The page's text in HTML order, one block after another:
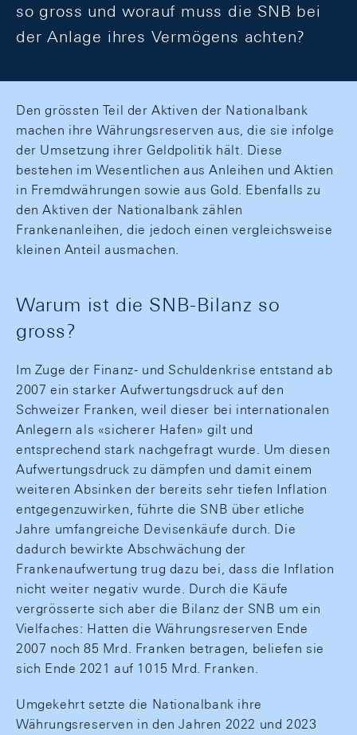
so gross und worauf muss die SNB bei
der Anlage ihres Vermögens achten?
Den grössten Teil der Aktiven der Nationalbank
machen ihre Währungsreserven aus, die sie infolge
der Umsetzung ihrer Geldpolitik hält. Diese
bestehen im Wesentlichen aus Anleihen und Aktien
in Fremdwährungen sowie aus Gold. Ebenfalls zu
den Aktiven der Nationalbank zählen
Frankenanleihen, die jedoch einen vergleichsweise
kleinen Anteil ausmachen.
Warum ist die SNB-Bilanz so
gross?
Im Zuge der Finanz- und Schuldenkrise entstand ab
2007 ein starker Aufwertungsdruck auf den
Schweizer Franken, weil dieser bei internationalen
Anlegern als «sicherer Hafen» gilt und
entsprechend stark nachgefragt wurde. Um diesen
Aufwertungsdruck zu dämpfen und damit einem
weiteren Absinken der bereits sehr tiefen Inflation
entgegenzuwirken, führte die SNB über etliche
Jahre umfangreiche Devisenkäufe durch. Die
dadurch bewirkte Abschwächung der
Frankenaufwertung trug dazu bei, dass die Inflation
nicht weiter negativ wurde. Durch die Käufe
vergrösserte sich aber die Bilanz der SNB um ein
Vielfaches: Hatten die Währungsreserven Ende
2007 noch 85 Mrd. Franken betragen, beliefen sie
sich Ende 2021 auf 1015 Mrd. Franken.
Umgekehrt setzte die Nationalbank ihre
Währungsreserven in den Jahren 2022 und 2023